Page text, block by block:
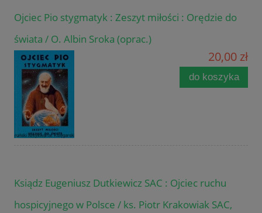
Ojciec Pio stygmatyk : Zeszyt miłości : Orędzie do
świata / O. Albin Sroka (oprac.)
20,00 zł
do koszyka
Ksiądz Eugeniusz Dutkiewicz SAC : Ojciec ruchu
hospicyjnego w Polsce / ks. Piotr Krakowiak SAC,